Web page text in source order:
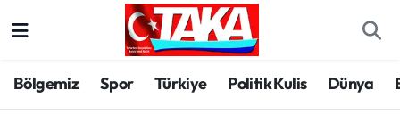
Bölgemiz Spor Türkiye Politik Kulis Dünya
Spor
Trabzon Hava Durumu